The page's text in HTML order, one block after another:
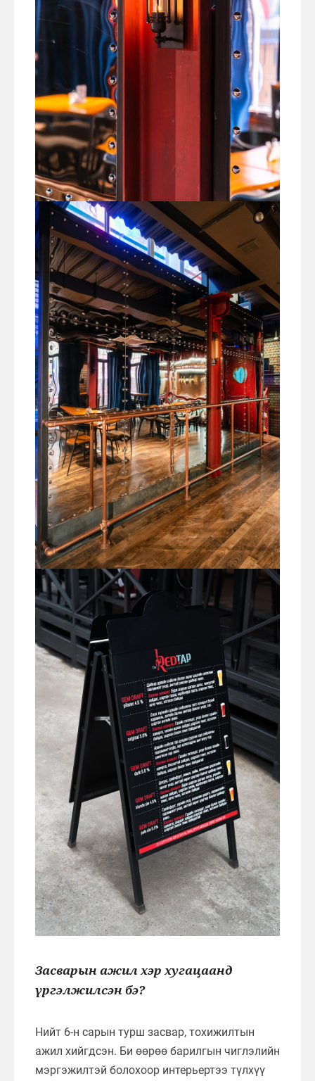
Засварын ажил хэр хугацаанд
үргэлжилсэн бэ?
Нийт 6-н сарын турш засвар, тохижилтын
ажил хийгдсэн. Би өөрөө барилгын чиглэлийн
мэргэжилтэй болохоор интерьертээ түлхүү